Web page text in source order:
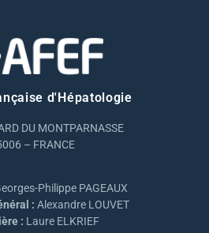
d'Hépatologie
DU MONTPARNASSE
– FRANCE
Philippe PAGEAUX
: Alexandre LOUVET
: Laure ELKRIEF